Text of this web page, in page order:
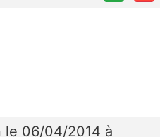
le 06/04/2014 à